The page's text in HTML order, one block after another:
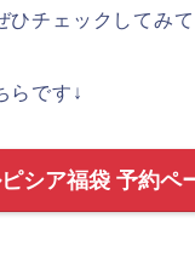
ひチェックしてみて
らです↓
シア福袋 予約ペ